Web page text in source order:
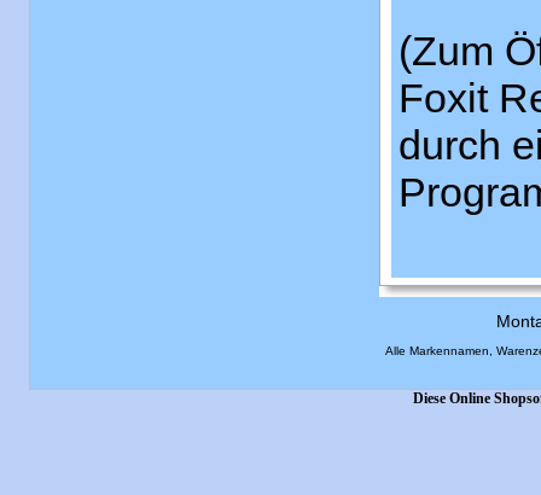
(Zum
Foxit
durch
Alle Markennamen,
Diese Online